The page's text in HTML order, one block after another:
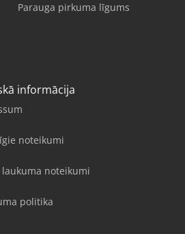
Parauga pirkuma līgums
informācija
noteikumi
noteikumi
politika